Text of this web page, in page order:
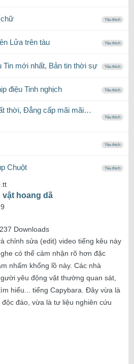
chữ Yêu thích
Lửa trên tàu Yêu thích
Tin mới nhất, Bản tin thời sự Yêu thích
điệu Tinh nghịch Yêu thích
thời, Đẳng cấp mãi mãi…
Yêu thích
Yêu thích
Chuột Yêu thích
vật hoang dã
Downloads
chỉnh sửa (edit) video tiếng kêu này
có thể cảm nhận rõ hơn đặc
nhấm khổng lồ này. Các nhà
yêu động vật thường quan sát,
hiểu... tiếng Capybara. Đây vừa là
đáo, vừa là tư liệu nghiên cứu